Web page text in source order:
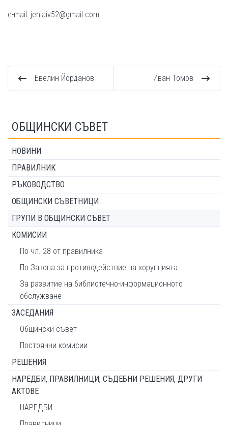
e-mail: jeniaiv52@gmail.com
Евелин Йорданов Иван Томов
ОБЩИНСКИ СЪВЕТ
НОВИНИ
ПРАВИЛНИК
РЪКОВОДСТВО
ОБЩИНСКИ СЪВЕТНИЦИ
ГРУПИ В ОБЩИНСКИ СЪВЕТ
КОМИСИИ
По чл. 28 от правилника
По Закона за противодействие на корупцията
За развитие на библиотечно-информационното
обслужване
ЗАСЕДАНИЯ
Общински съвет
Постоянни комисии
РЕШЕНИЯ
НАРЕДБИ, ПРАВИЛНИЦИ, СЪДЕБНИ РЕШЕНИЯ, ДРУГИ
АКТОВЕ
НАРЕДБИ